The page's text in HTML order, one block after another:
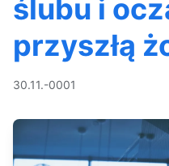
ślubu i
przyszłą
30.11.-0001